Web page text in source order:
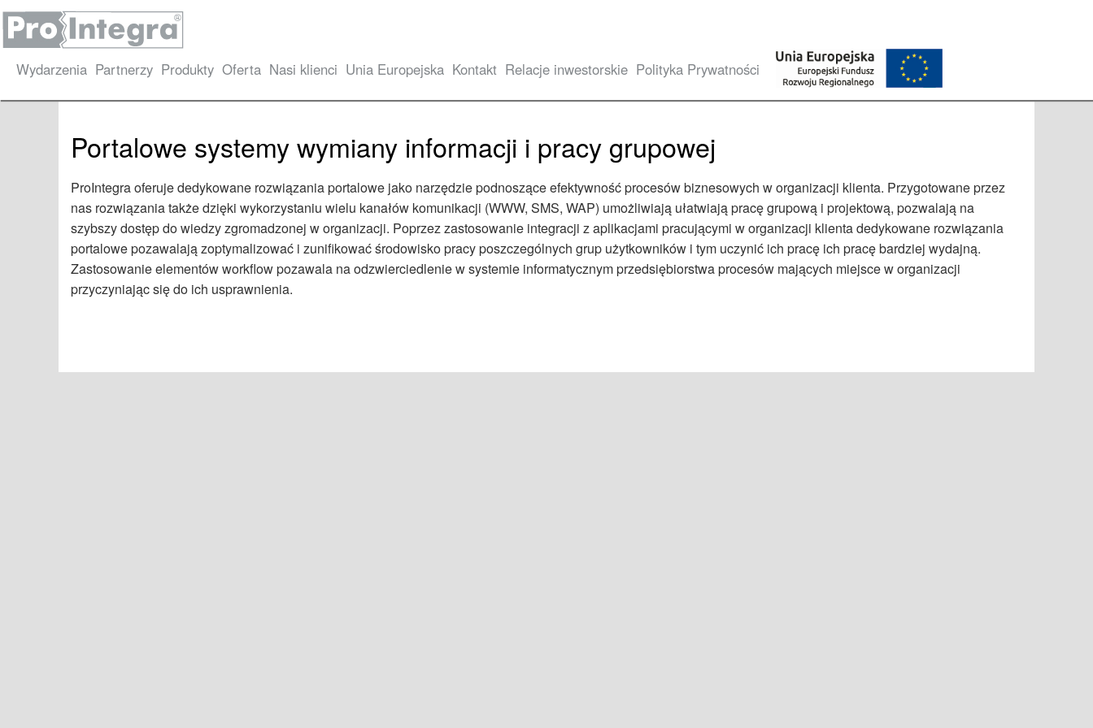
Wydarzenia Partnerzy Produkty Oferta Nasi klienci Unia Europejska Kontakt Relacje inwestorskie Polityka Prywatności
Portalowe systemy wymiany informacji i pracy grupowej
ProIntegra oferuje dedykowane rozwiązania portalowe jako narzędzie podnoszące efektywność procesów biznesowych w organizacji klienta. Przygotowane przez
nas rozwiązania także dzięki wykorzystaniu wielu kanałów komunikacji (WWW, SMS, WAP) umożliwiają ułatwiają pracę grupową i projektową, pozwalają na
szybszy dostęp do wiedzy zgromadzonej w organizacji. Poprzez zastosowanie integracji z aplikacjami pracującymi w organizacji klienta dedykowane rozwiązania
portalowe pozawalają zoptymalizować i zunifikować środowisko pracy poszczególnych grup użytkowników i tym uczynić ich pracę ich pracę bardziej wydajną.
Zastosowanie elementów workflow pozawala na odzwierciedlenie w systemie informatycznym przedsiębiorstwa procesów mających miejsce w organizacji
przyczyniając się do ich usprawnienia.